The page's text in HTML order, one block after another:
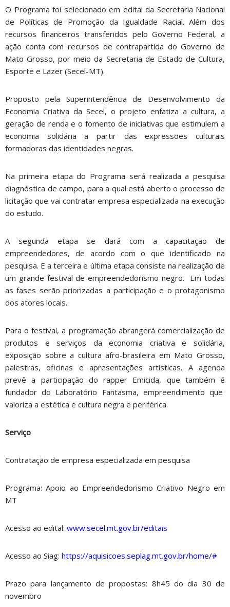
O Programa foi selecionado em edital da Secretaria Nacional
de Políticas de Promoção da Igualdade Racial. Além dos
recursos financeiros transferidos pelo Governo Federal, a
ação conta com recursos de contrapartida do Governo de
Mato Grosso, por meio da Secretaria de Estado de Cultura,
Esporte e Lazer (Secel-MT).
Proposto pela Superintendência de Desenvolvimento da
Economia Criativa da Secel, o projeto enfatiza a cultura, a
geração de renda e o fomento de iniciativas que estimulem a
economia solidária a partir das expressões culturais
formadoras das identidades negras.
Na primeira etapa do Programa será realizada a pesquisa
diagnóstica de campo, para a qual está aberto o processo de
licitação que vai contratar empresa especializada na execução
do estudo.
A segunda etapa se dará com a capacitação de
empreendedores, de acordo com o que identificado na
pesquisa. E a terceira e última etapa consiste na realização de
um grande festival de empreendedorismo negro. Em todas
as fases serão priorizadas a participação e o protagonismo
dos atores locais.
Para o festival, a programação abrangerá comercialização de
produtos e serviços da economia criativa e solidária,
exposição sobre a cultura afro-brasileira em Mato Grosso,
palestras, oficinas e apresentações artísticas. A agenda
prevê a participação do rapper Emicida, que também é
fundador do Laboratório Fantasma, empreendimento que
valoriza a estética e cultura negra e periférica.
Serviço
Contratação de empresa especializada em pesquisa
Programa: Apoio ao Empreendedorismo Criativo Negro em
MT
Acesso ao edital: www.secel.mt.gov.br/editais
Acesso ao Siag: https://aquisicoes.seplag.mt.gov.br/home/#
Prazo para lançamento de propostas: 8h45 do dia 30 de
novembro